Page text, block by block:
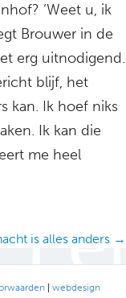
‘Weet u, ik
Brouwer in de
erg uitnodigend.
blijf, het
kan. Ik hoef niks
Ik kan die
me heel
is alles anders →
| webdesign